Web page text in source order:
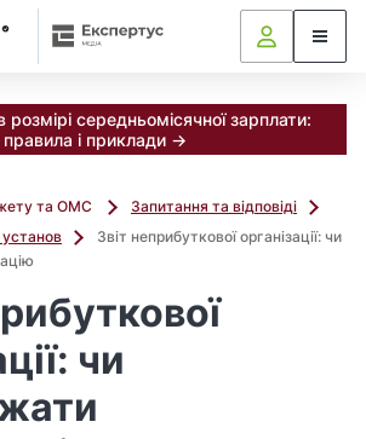
середньомісячної зарплати:
правила і приклади →
та ОМС
Запитання та відповіді
Звіт неприбуткової організації: чи
чи